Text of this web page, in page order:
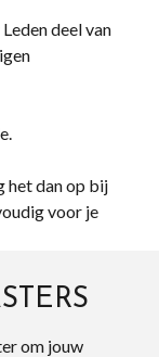
deel van
het dan op bij
voor je
om jouw